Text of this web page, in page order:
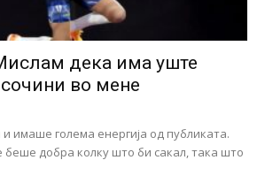
дека има уште
во мене
имаше голема енергија од публиката.
беше добра колку што би сакал, така што